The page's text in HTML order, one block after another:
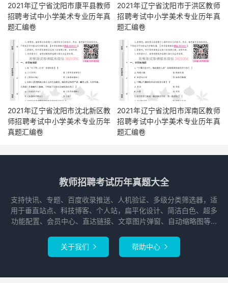
2021年辽宁省沈阳市康平县教师
招聘考试中小学美术专业历年真
题汇编卷
2021年辽宁省沈阳市于洪区教师
招聘考试中小学美术专业历年真
题汇编卷
2021年辽宁省沈阳市沈北新区教
师招聘考试中小学美术专业历年
真题汇编卷
2021年辽宁省沈阳市浑南区教师
招聘考试中小学美术专业历年真
题汇编卷
教师招聘考试历年真题大全
支持快讯、专题、百度收录推送、人机验证、多级分类筛选器，适
用于垂直站点、科技博客、个人站，扁平化设计、简洁白色、超多
功能配置、会员中心、直达链接、文章图片弹窗、自动缩略图等...
关于我们  帮助中心 